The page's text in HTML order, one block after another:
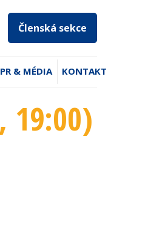
Členská sekce
PR & MÉDIA KONTAKT
, 19:00)